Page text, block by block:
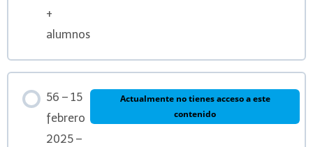
+
alumnos
56 – 15
febrero
2025 –
Actualmente no tienes acceso a este
contenido